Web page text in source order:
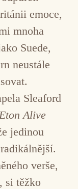
emoce,
mnoha
Suede,
neustále
Sleaford
Eton Alive
jedinou
verše,
si těžko